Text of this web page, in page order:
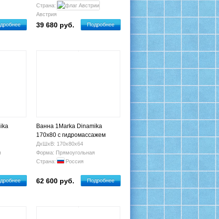
Страна:
Австрия
39 680 руб. Подробнее
Ванна 1Marka Dinamika
170x80 с гидромассажем
ДхШхВ: 170х80х64
Форма: Прямоугольная
Страна:
Россия
62 600 руб. Подробнее